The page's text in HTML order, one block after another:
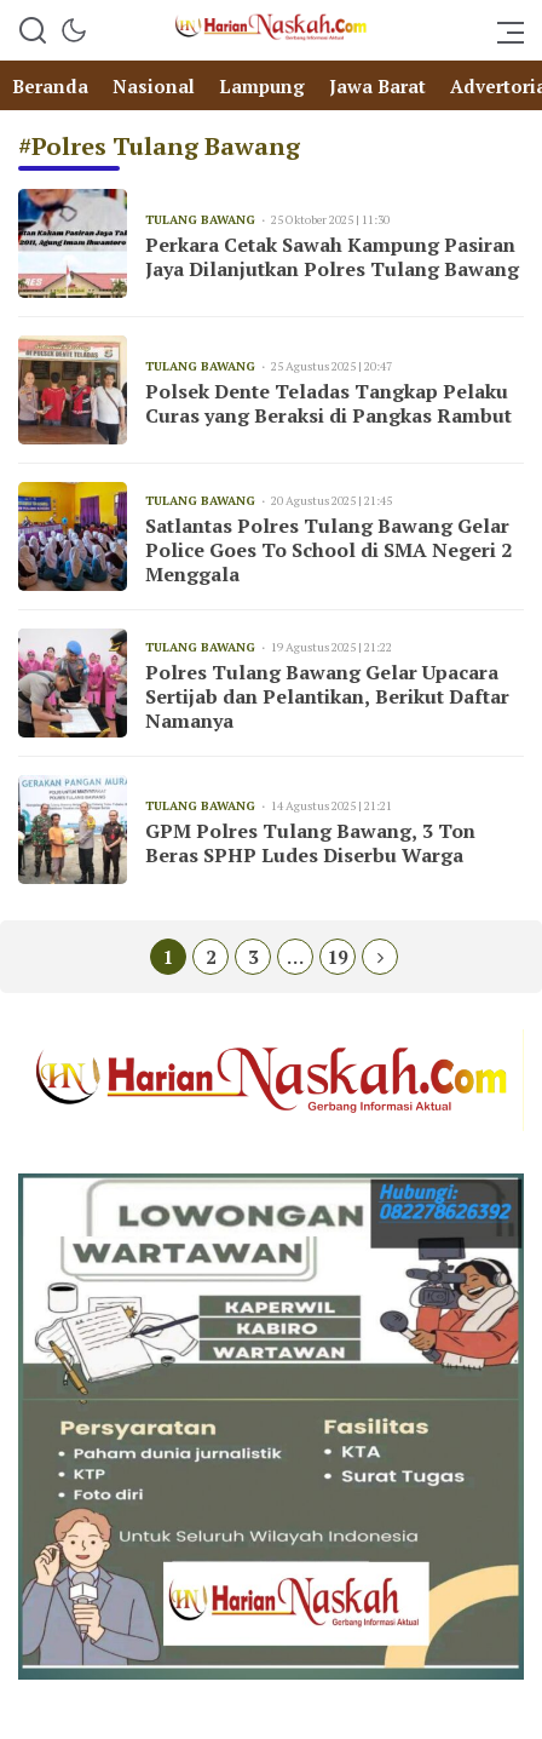
Beranda Nasional Lampung Jawa Barat
#Polres Tulang Bawang
TULANG BAWANG 25 Oktober 2025 | 11:30
Perkara Cetak Sawah Kampung Pasiran
Jaya Dilanjutkan Polres Tulang Bawang
TULANG BAWANG 25 Agustus 2025 | 20:47
Polsek Dente Teladas Tangkap Pelaku
Curas yang Beraksi di Pangkas Rambut
TULANG BAWANG 20 Agustus 2025 | 21:45
Satlantas Polres Tulang Bawang Gelar
Police Goes To School di SMA Negeri 2
Menggala
TULANG BAWANG 19 Agustus 2025 | 21:22
Polres Tulang Bawang Gelar Upacara
Sertijab dan Pelantikan, Berikut Daftar
Namanya
TULANG BAWANG 14 Agustus 2025 | 21:21
GPM Polres Tulang Bawang, 3 Ton
Beras SPHP Ludes Diserbu Warga
1 2 3 … 19